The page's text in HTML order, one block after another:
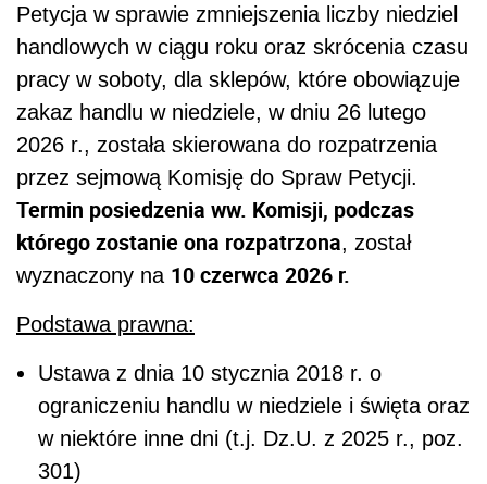
Petycja w sprawie zmniejszenia liczby niedziel
handlowych w ciągu roku oraz skrócenia czasu
pracy w soboty, dla sklepów, które obowiązuje
zakaz handlu w niedziele, w dniu 26 lutego
2026 r., została skierowana do rozpatrzenia
przez sejmową Komisję do Spraw Petycji.
Termin posiedzenia ww. Komisji, podczas
którego zostanie ona rozpatrzona, został
wyznaczony na 10 czerwca 2026 r.
Podstawa prawna:
Ustawa z dnia 10 stycznia 2018 r. o
ograniczeniu handlu w niedziele i święta oraz
w niektóre inne dni (t.j. Dz.U. z 2025 r., poz.
301)